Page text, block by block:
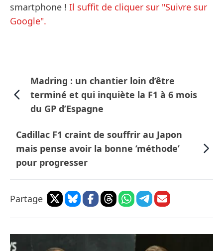
smartphone ! Il suffit de cliquer sur "Suivre sur
Google".
Madring : un chantier loin d’être
terminé et qui inquiète la F1 à 6 mois
du GP d’Espagne
Cadillac F1 craint de souffrir au Japon
mais pense avoir la bonne ’méthode’
pour progresser
Partage